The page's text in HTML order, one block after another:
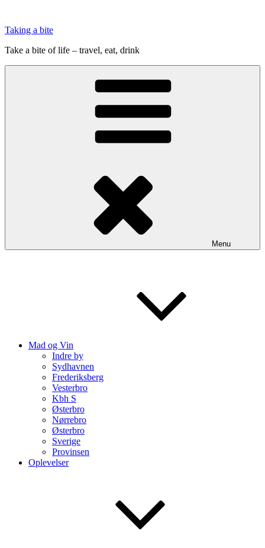
indhold
Taking a bite
Take a bite of life – travel, eat, drink
Menu
Mad og Vin
Indre by
Sydhavnen
Frederiksberg
Vesterbro
Kbh S
Østerbro
Nørrebro
Østerbro
Sverige
Provinsen
Oplevelser